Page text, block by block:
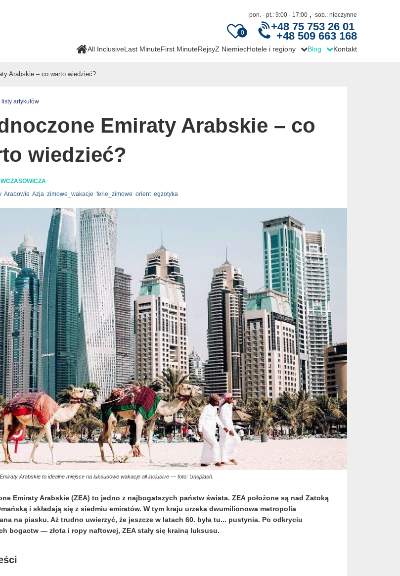
0
pon. - pt.: 9:00 - 17:00 , sob.: nieczynne
+48 75 753 26 01
+48 509 663 168
All InclusiveLast MinuteFirst MinuteRejsyZ NiemiecHotele i regiony Blog Kontakt
Arabskie – co warto wiedzieć?
artykułów
Emiraty Arabskie – co
wiedzieć?
Arabowie Azja zimowe_wakacje ferie_zimowe orient egzotyka
Arabskie to idealne miejsce na luksusowe wakacje all inclusive — foto: Unsplash.
Emiraty Arabskie (ZEA) to jedno z najbogatszych państw świata. ZEA położone są nad Zatoką
i składają się z siedmiu emiratów. W tym kraju urzeka dwumilionowa metropolia
na piasku. Aż trudno uwierzyć, że jeszcze w latach 60. była tu... pustynia. Po odkryciu
bogactw — złota i ropy naftowej, ZEA stały się krainą luksusu.